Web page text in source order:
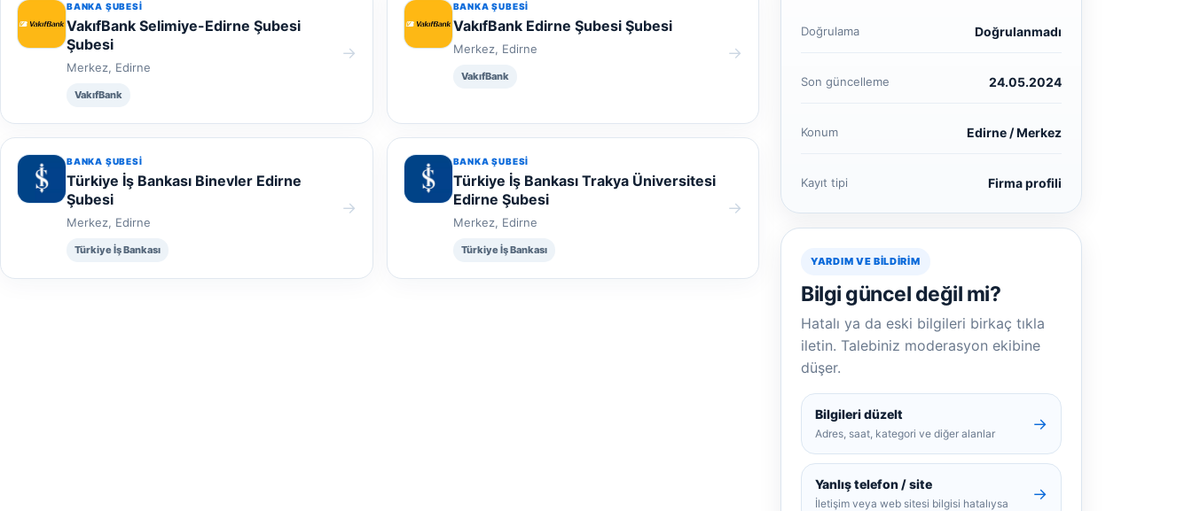
BANKA ŞUBESI
VakıfBank Selimiye-Edirne Şubesi
Şubesi
Merkez, Edirne
VakıfBank
→
BANKA ŞUBESI
VakıfBank Edirne Şubesi Şubesi
Merkez, Edirne
VakıfBank
→
BANKA ŞUBESI
Türkiye İş Bankası Binevler Edirne
Şubesi
Merkez, Edirne
Türkiye İş Bankası
→
BANKA ŞUBESI
Türkiye İş Bankası Trakya Üniversitesi
Edirne Şubesi
Merkez, Edirne
Türkiye İş Bankası
→
Doğrulama Doğrulanmadı
Son güncelleme 24.05.2024
Konum Edirne / Merkez
Kayıt tipi Firma profili
YARDIM VE BILDIRIM
Bilgi güncel değil mi?
Hatalı ya da eski bilgileri birkaç tıkla
iletin. Talebiniz moderasyon ekibine
düşer.
Bilgileri düzelt
Adres, saat, kategori ve diğer alanlar
→
Yanlış telefon / site
İletişim veya web sitesi bilgisi hatalıysa
→